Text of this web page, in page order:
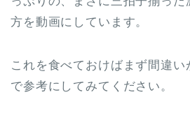
方を動画にしています。
これを食べておけばまず間違
で参考にしてみてください。